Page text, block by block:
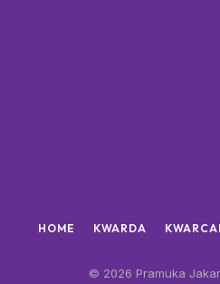
HOME KWARDA
© 2026 Pramuka